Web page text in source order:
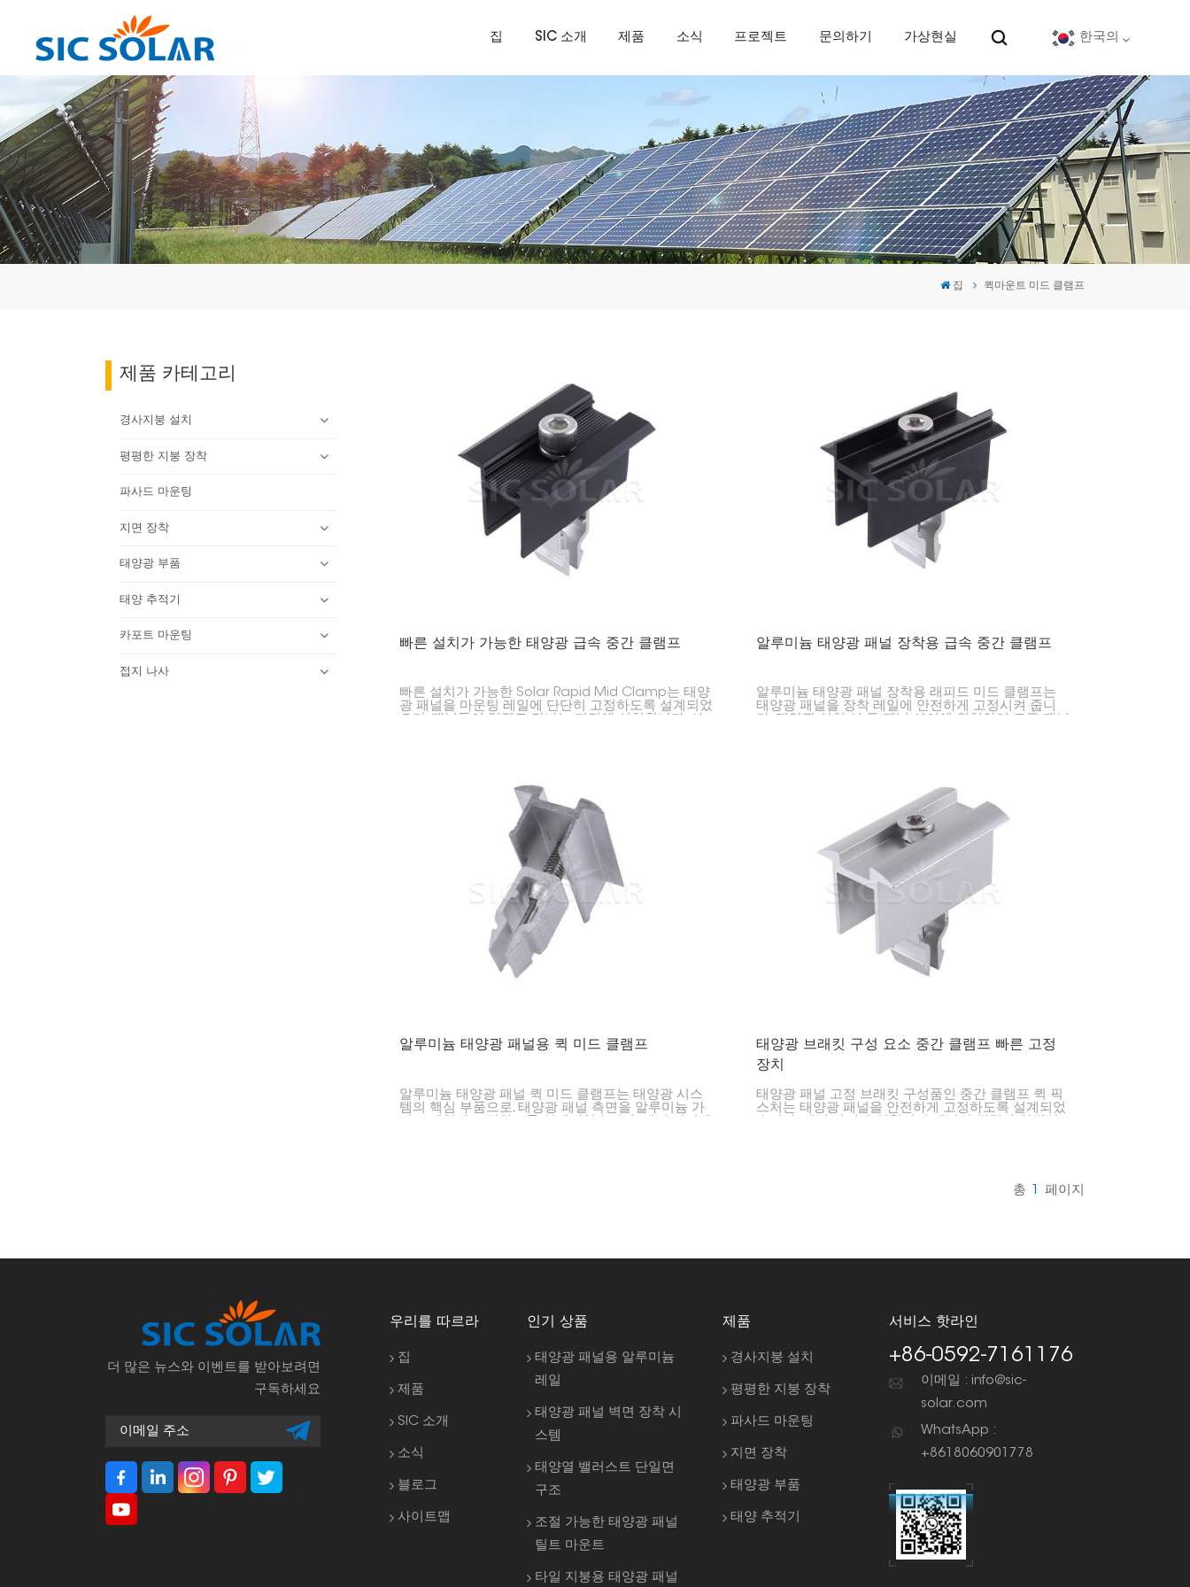
집 SIC 소개 제품 소식 프로젝트 문의하기 가상현실 한국의
English
Deutsch
español
português
집 퀵마운트 미드 클램프
제품 카테고리
경사지붕 설치
평평한 지붕 장착
파사드 마운팅
지면 장착
태양광 부품
태양 추적기
카포트 마운팅
접지 나사
빠른 설치가 가능한 태양광 급속 중간 클램프
빠른 설치가 가능한 Solar Rapid Mid Clamp는 태양
광 패널을 마운팅 레일에 단단히 고정하도록 설계되었
알루미늄 태양광 패널 장착용 급속 중간 클램프
알루미늄 태양광 패널 장착용 래피드 미드 클램프는
태양광 패널을 장착 레일에 안전하게 고정시켜 줍니
알루미늄 태양광 패널용 퀵 미드 클램프
알루미늄 태양광 패널 퀵 미드 클램프는 태양광 시스
템의 핵심 부품으로, 태양광 패널 측면을 알루미늄 가
태양광 브래킷 구성 요소 중간 클램프 빠른 고정
장치
태양광 패널 고정 브래킷 구성품인 중간 클램프 퀵 픽
스처는 태양광 패널을 안전하게 고정하도록 설계되었
총 1 페이지
더 많은 뉴스와 이벤트를 받아보려면
구독하세요
우리를 따르라
집
제품
SIC 소개
소식
블로그
사이트맵
인기 상품
태양광 패널용 알루미늄
레일
태양광 패널 벽면 장착 시
스템
태양열 밸러스트 단일면
구조
조절 가능한 태양광 패널
틸트 마운트
타일 지붕용 태양광 패널
제품
경사지붕 설치
평평한 지붕 장착
파사드 마운팅
지면 장착
태양광 부품
태양 추적기
서비스 핫라인
+86-0592-7161176
이메일 : info@sic-
solar.com
WhatsApp :
+8618060901778